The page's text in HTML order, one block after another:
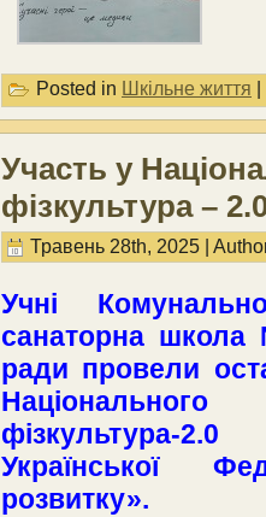
Posted in Шкільне життя |
Участь у
фізкультура –
Травень 28th, 2025 |
Учні
санаторна школа
ради провели
фізкультура-
Української
розвитку».